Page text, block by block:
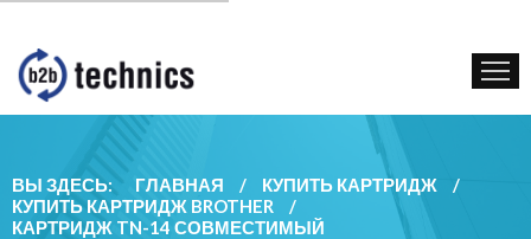
КУПИТЬ КАРТРИДЖ
ГОС. УЧРЕЖДЕНИЯМ
КОНТАКТЫ
ВЫ ЗДЕСЬ: ГЛАВНАЯ / КУПИТЬ КАРТРИДЖ
/
КУПИТЬ КАРТРИДЖ BROTHER
/
КАРТРИДЖ TN-14 СОВМЕСТИМЫЙ